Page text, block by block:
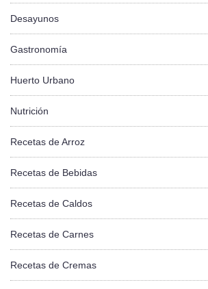
Desayunos
Gastronomía
Huerto Urbano
Nutrición
Recetas de Arroz
Recetas de Bebidas
Recetas de Caldos
Recetas de Carnes
Recetas de Cremas